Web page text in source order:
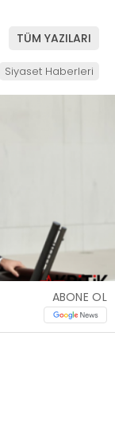
TÜM YAZILARI
Siyaset Haberleri
ABONE OL